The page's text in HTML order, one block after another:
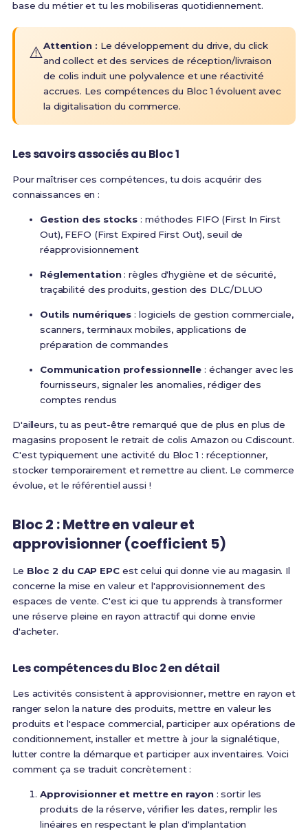
base du métier et tu les mobiliseras quotidiennement.
⚠️Attention : Le développement du drive, du click
and collect et des services de réception/livraison
de colis induit une polyvalence et une réactivité
accrues. Les compétences du Bloc 1 évoluent avec
la digitalisation du commerce.
Les savoirs associés au Bloc 1
Pour maîtriser ces compétences, tu dois acquérir des
connaissances en :
Gestion des stocks : méthodes FIFO (First In First
Out), FEFO (First Expired First Out), seuil de
réapprovisionnement
Réglementation: règles d'hygiène et de sécurité,
traçabilité des produits, gestion des DLC/DLUO
Outils numériques : logiciels de gestion commerciale,
scanners, terminaux mobiles, applications de
préparation de commandes
Communication professionnelle : échanger avec les
fournisseurs, signaler les anomalies, rédiger des
comptes rendus
D'ailleurs, tu as peut-être remarqué que de plus en plus de
magasins proposent le retrait de colis Amazon ou Cdiscount.
C'est typiquement une activité du Bloc 1 : réceptionner,
stocker temporairement et remettre au client. Le commerce
évolue, et le référentiel aussi !
Bloc 2 : Mettre en valeur et
approvisionner (coefficient 5)
Le Bloc 2 du CAP EPCest celui qui donne vie au magasin. Il
concerne la mise en valeur et l'approvisionnement des
espaces de vente. C'est ici que tu apprends à transformer
une réserve pleine en rayon attractif qui donne envie
d'acheter.
Les compétences du Bloc 2 en détail
Les activités consistent à approvisionner, mettre en rayon et
ranger selon la nature des produits, mettre en valeur les
produits et l'espace commercial, participer aux opérations de
conditionnement, installer et mettre à jour la signalétique,
lutter contre la démarque et participer aux inventaires. Voici
comment ça se traduit concrètement :
Approvisionner et mettre en rayon: sortir les
produits de la réserve, vérifier les dates, remplir les
linéaires en respectant le plan d'implantation